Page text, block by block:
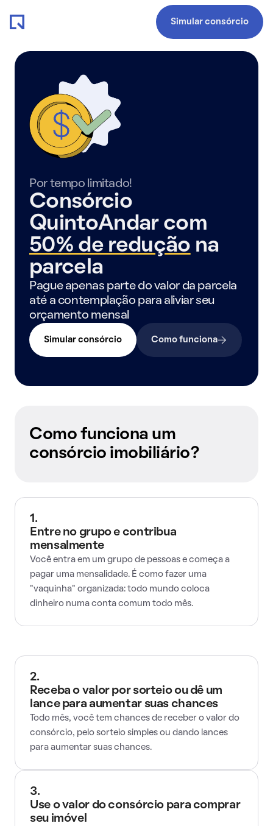
Simular consórcio
Por tempo limitado!
Consórcio
QuintoAndar com
50% de redução na
parcela
Pague apenas parte do valor da parcela
até a contemplação para aliviar seu
orçamento mensal
Simular consórcio Como funciona
Como funciona um
consórcio imobiliário?
1.
Entre no grupo e contribua
mensalmente
Você entra em um grupo de pessoas e começa a
pagar uma mensalidade. É como fazer uma
"vaquinha" organizada: todo mundo coloca
dinheiro numa conta comum todo mês.
2.
Receba o valor por sorteio ou dê um
lance para aumentar suas chances
Todo mês, você tem chances de receber o valor do
consórcio, pelo sorteio simples ou dando lances
para aumentar suas chances.
3.
Use o valor do consórcio para comprar
seu imóvel